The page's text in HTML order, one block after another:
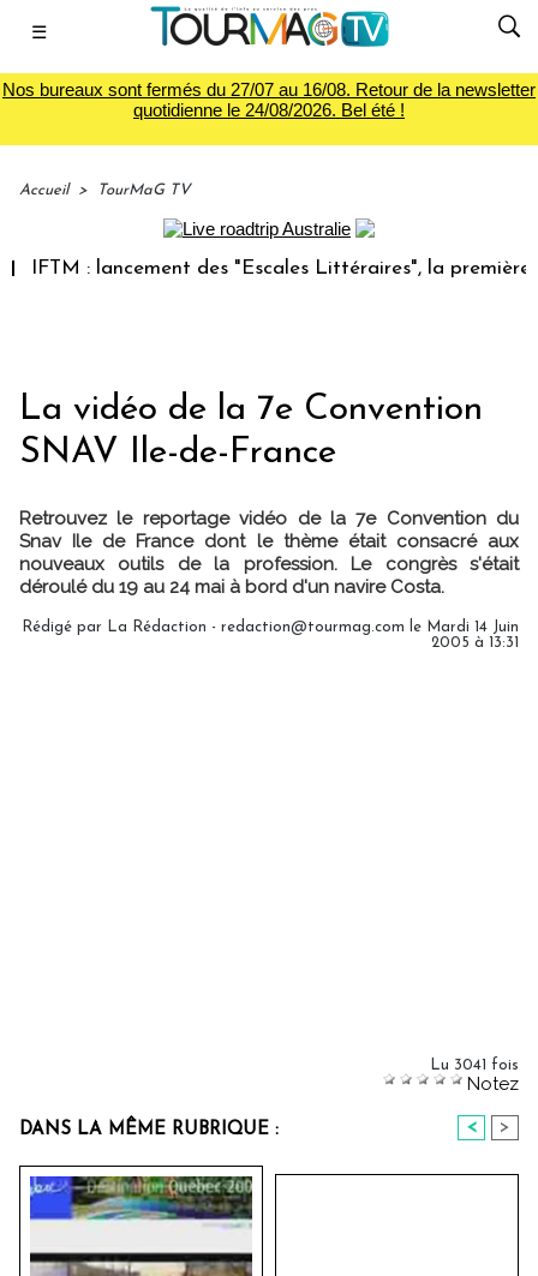
☰
Nos bureaux sont fermés du 27/07 au 16/08. Retour de la newsletter
quotidienne le 24/08/2026. Bel été !
Accueil > TourMaG TV
IFTM : lancement des "Escales Littéraires", la première
La vidéo de la 7e Convention
SNAV Ile-de-France
Retrouvez le reportage vidéo de la 7e Convention du
Snav Ile de France dont le thème était consacré aux
nouveaux outils de la profession. Le congrès s'était
déroulé du 19 au 24 mai à bord d'un navire Costa.
Rédigé par La Rédaction - redaction@tourmag.com le Mardi 14 Juin
2005 à 13:31
Lu 3041 fois
Notez
DANS LA MÊME RUBRIQUE : < >